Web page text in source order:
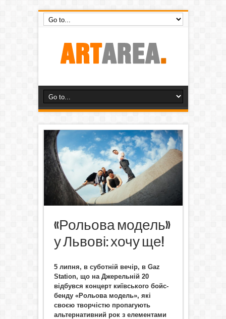
«Рольова модель»
у Львові: хочу ще!
5 липня, в суботній вечір, в Gaz
Station, що на Джерельній 20
відбувся концерт київського бойс-
бенду «Рольова модель», які
своєю творчістю пропагують
альтернативний рок з елементами